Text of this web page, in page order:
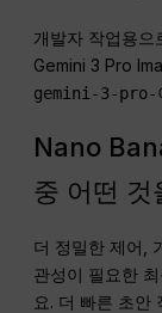
개발자 작업용
Gemini 3 Pro
gemini-3-pro-
Nano
중 어떤 것
더 정밀한 제어,
관성이 필요한
요. 더 빠른 초안